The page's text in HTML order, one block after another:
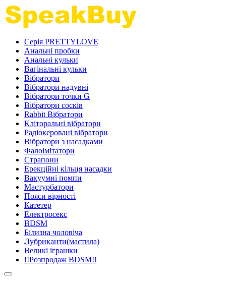
Серія PRETTYLOVE
Анальні пробки
Анальні кульки
Вагінальні кульки
Вібратори
Вібратори надувні
Вібратори точки G
Вібратори сосків
Rabbit Вібратори
Кліторальні вібратори
Радіокеровані вібратори
Вібратори з насадками
Фалоімітатори
Страпони
Ерекційні кільця насадки
Вакуумні помпи
Мастурбатори
Пояси вірності
Катетер
Електросекс
BDSM
Білизна чоловіча
Лубриканти(мастила)
Великі іграшки
!!Розпродаж BDSM!!